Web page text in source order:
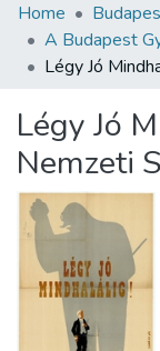
Communities &
All of DSpace
About us
Home
Légy Jó
Nemzeti